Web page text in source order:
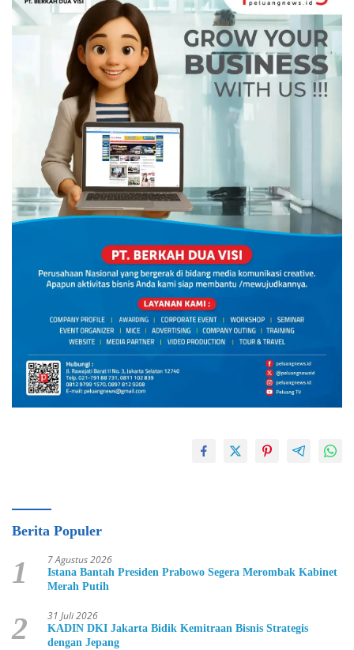
Berita Populer
1 7 Agustus 2026
Istana Bantah Presiden Prabowo Segera Merombak Kabinet
Merah Putih
2 31 Juli 2026
KADIN DKI Jakarta Bidik Kemitraan Bisnis Strategis
dengan Jepang